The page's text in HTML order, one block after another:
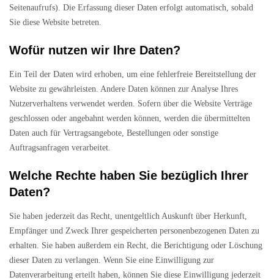
Seitenaufrufs). Die Erfassung dieser Daten erfolgt automatisch, sobald
Sie diese Website betreten.
Wofür nutzen wir Ihre Daten?
Ein Teil der Daten wird erhoben, um eine fehlerfreie Bereitstellung der
Website zu gewährleisten. Andere Daten können zur Analyse Ihres
Nutzerverhaltens verwendet werden. Sofern über die Website Verträge
geschlossen oder angebahnt werden können, werden die übermittelten
Daten auch für Vertragsangebote, Bestellungen oder sonstige
Auftragsanfragen verarbeitet.
Welche Rechte haben Sie bezüglich Ihrer
Daten?
Sie haben jederzeit das Recht, unentgeltlich Auskunft über Herkunft,
Empfänger und Zweck Ihrer gespeicherten personenbezogenen Daten zu
erhalten. Sie haben außerdem ein Recht, die Berichtigung oder Löschung
dieser Daten zu verlangen. Wenn Sie eine Einwilligung zur
Datenverarbeitung erteilt haben, können Sie diese Einwilligung jederzeit